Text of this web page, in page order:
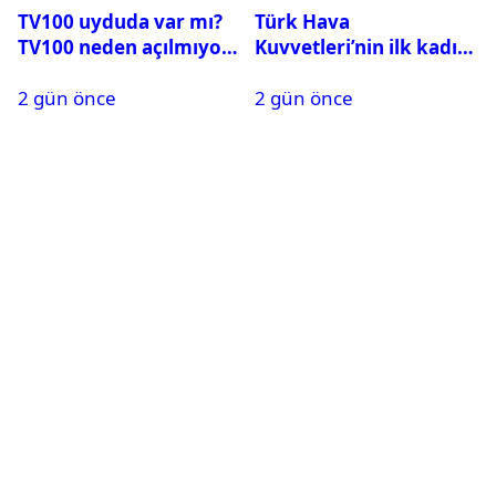
TV100 uyduda var mı?
TV100 neden açılmıyor?
2 gün önce
Türk Hava
Kuvvetleri’nin ilk kadın
Karapınar hakkında
2 gün önce